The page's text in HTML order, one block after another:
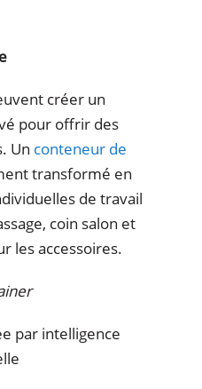
créer un
pour offrir des
Un conteneur de
transformé en
de travail
coin salon et
les accessoires.
par intelligence